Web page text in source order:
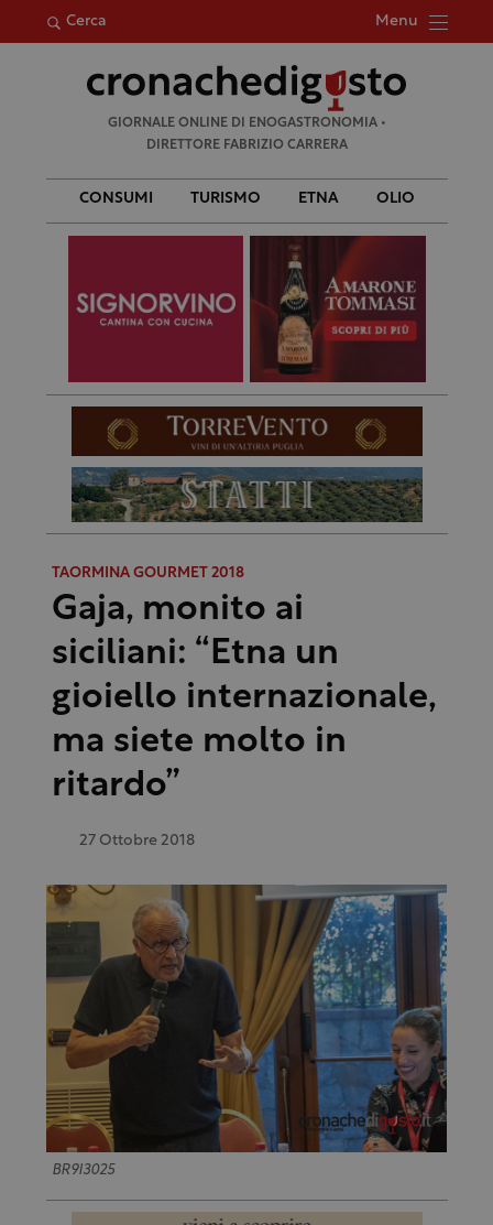
Cerca Menu
per:
GIORNALE ONLINE DI ENOGASTRONOMIA •
DIRETTORE FABRIZIO CARRERA
CONSUMI TURISMO ETNA OLIO
TAORMINA GOURMET 2018
Gaja, monito ai
siciliani: “Etna un
gioiello internazionale,
ma siete molto in
ritardo”
27 Ottobre 2018
BR9I3025